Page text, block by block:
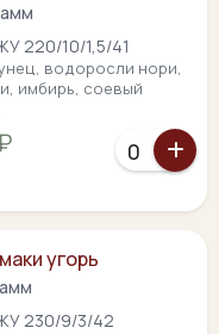
220/10/1,5/41
водоросли нори,
имбирь, соевый
угорь
230/9/3/42